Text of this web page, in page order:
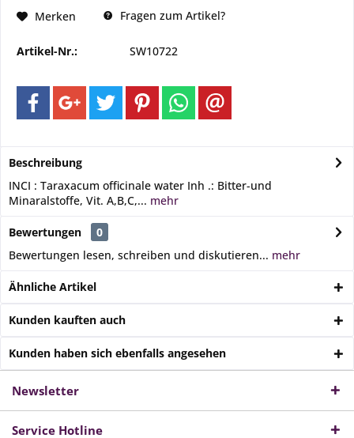
Merken Fragen zum Artikel?
Artikel-Nr.: SW10722
Beschreibung
INCI : Taraxacum officinale water Inh .: Bitter-und
Minaralstoffe, Vit. A,B,C,... mehr
Bewertungen
0
Bewertungen lesen, schreiben und diskutieren... mehr
Ähnliche Artikel
Kunden kauften auch
Kunden haben sich ebenfalls angesehen
Newsletter
Service Hotline